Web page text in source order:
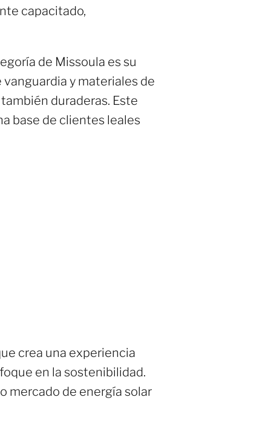
capacitado,
de Missoula es su
y materiales de
duraderas. Este
base de clientes leales
crea una experiencia
en la sostenibilidad.
mercado de energía solar